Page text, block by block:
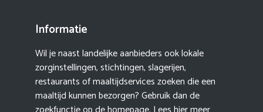
Informatie
Wil je naast landelijke aanbieders ook lokale
zorginstellingen, stichtingen, slagerijen,
restaurants of maaltijdservices zoeken die een
maaltijd kunnen bezorgen? Gebruik dan de